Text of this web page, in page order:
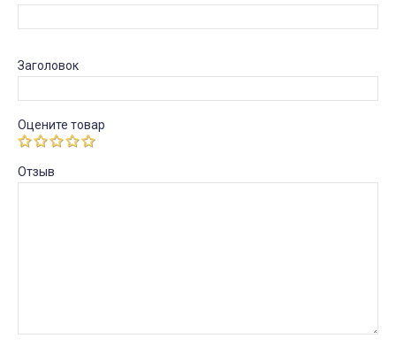
Заголовок
Оцените товар
Отзыв